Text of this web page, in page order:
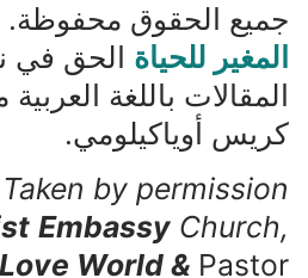
جميع الحقوق محفوظة.
المغير للحياة الحق في
المقالات باللغة
كريس أوياكيلومي.
Taken by permission
Embassy Church,
World & Pastor